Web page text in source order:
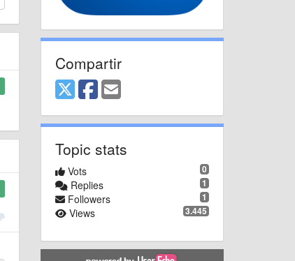
Compartir
Topic stats
0
Vots
1
Replies
1
Followers
3.445
Views